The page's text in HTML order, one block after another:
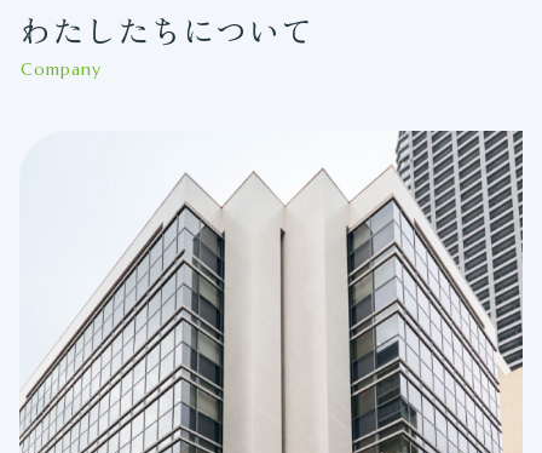
わたしたちについて
Company